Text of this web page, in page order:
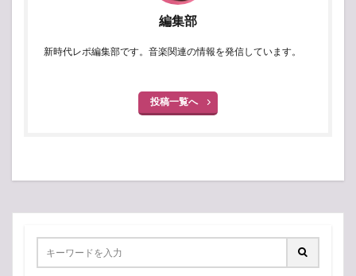
編集部
新時代レポ編集部です。音楽関連の情報を発信しています。
投稿一覧へ